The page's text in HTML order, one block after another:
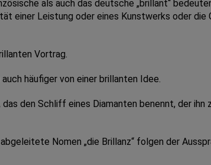
als auch das deutsche „brillant“
einer Leistung oder eines Kunstwerks oder
Vortrag.
häufiger von einer brillanten Idee.
den Schliff eines Diamanten benennt, der ihn
Nomen „die Brillanz“ folgen der